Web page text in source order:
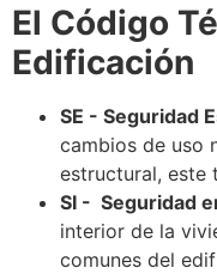
El Código
Edificación
SE - Seguridad
cambios de uso
estructural, este
SI - Seguridad
interior de la
comunes del